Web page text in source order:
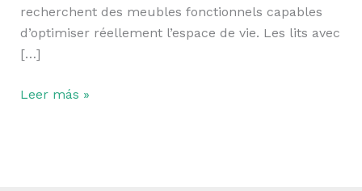
recherchent des meubles fonctionnels capables
d’optimiser réellement l’espace de vie. Les lits avec
[…]
Leer más »